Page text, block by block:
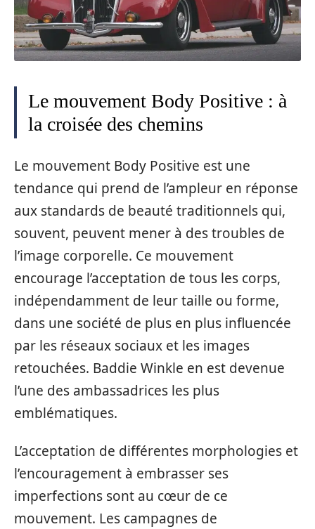
Le mouvement Body Positive : à
la croisée des chemins
Le mouvement Body Positive est une
tendance qui prend de l’ampleur en réponse
aux standards de beauté traditionnels qui,
souvent, peuvent mener à des troubles de
l’image corporelle. Ce mouvement
encourage l’acceptation de tous les corps,
indépendamment de leur taille ou forme,
dans une société de plus en plus influencée
par les réseaux sociaux et les images
retouchées. Baddie Winkle en est devenue
l’une des ambassadrices les plus
emblématiques.
L’acceptation de différentes morphologies et
l’encouragement à embrasser ses
imperfections sont au cœur de ce
mouvement. Les campagnes de